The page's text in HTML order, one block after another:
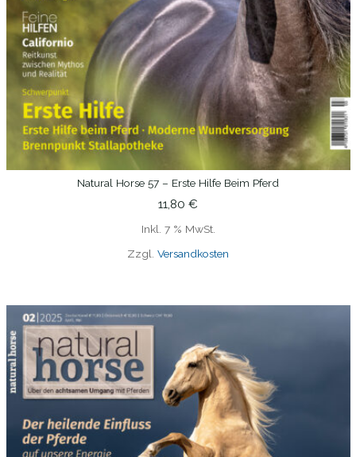
IN DEN WARENKORB
Natural Horse 57 – Erste Hilfe Beim Pferd
11,80 €
Inkl. 7 % MwSt.
Zzgl. Versandkosten